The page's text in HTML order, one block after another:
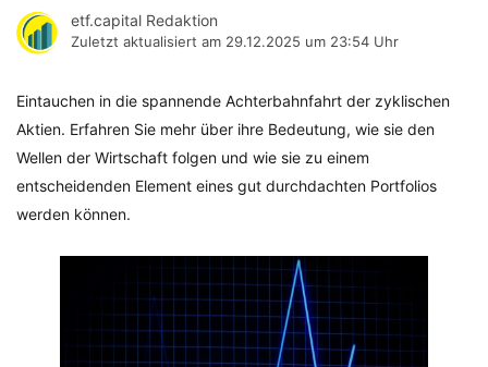
etf.capital Redaktion
Zuletzt aktualisiert am 29.12.2025 um 23:54 Uhr
Eintauchen in die spannende Achterbahnfahrt der zyklischen
Aktien. Erfahren Sie mehr über ihre Bedeutung, wie sie den
Wellen der Wirtschaft folgen und wie sie zu einem
entscheidenden Element eines gut durchdachten Portfolios
werden können.